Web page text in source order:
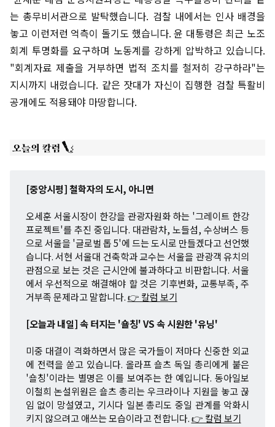
는 총무비서관으로 발탁했습니다. 검찰 내에서는 인사 배경을
놓고 이런저런 억측이 돌기도 했습니다. 윤 대통령은 최근 노조
회계 투명화를 요구하며 노동계를 강하게 압박하고 있습니다.
"회계자료 제출을 거부하면 법적 조치를 철저히 강구하라"는
지시까지 내렸습니다. 같은 잣대가 자신이 집행한 검찰 특활비
공개에도 적용돼야 마땅합니다.
[중앙시평] 철학자의 도시, 아니면
오세훈 서울시장이 한강을 관광자원화 하는 '그레이트 한강
프로젝트'를 추진 중입니다. 대관람차, 노들섬, 수상버스 등
으로 서울을 '글로벌 톱 5'에 드는 도시로 만들겠다고 선언했
습니다. 서현 서울대 건축학과 교수는 서울을 관광객 유치의
관점으로 보는 것은 근시안에 불과하다고 비판합니다. 서울
에서 우선적으로 해결해야 할 것은 기후변화, 교통부족, 주
거부족 문제라고 말합니다.👉 칼럼 보기
[오늘과 내일] 속 터지는 '숄칭' VS 속 시원한 '유닝'
미중 대결이 격화하면서 많은 국가들이 저마다 신중한 외교
에 전력을 쏟고 있습니다. 올라프 숄츠 독일 총리에게 붙은
'숄칭'이라는 별명은 이를 보여주는 한 예입니다. 동아일보
이철희 논설위원은 숄츠 총리는 우크라이나 지원을 놓고 끊
임 없이 망설였고, 기시다 일본 총리도 중일 관계를 악화시
키지 않으려고 애쓰는 모습이라고 전합니다.👉 칼럼 보기